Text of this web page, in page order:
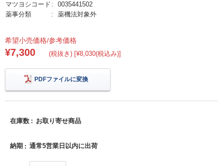
マツヨシコード
0035441502
薬事分類
薬機法対象外
希望小売価格/参考価格
¥7,300 (税抜き) [¥8,030(税込み)]
PDFファイルに変換
在庫数 お取り寄せ商品
納期 通常5営業日以内に出荷